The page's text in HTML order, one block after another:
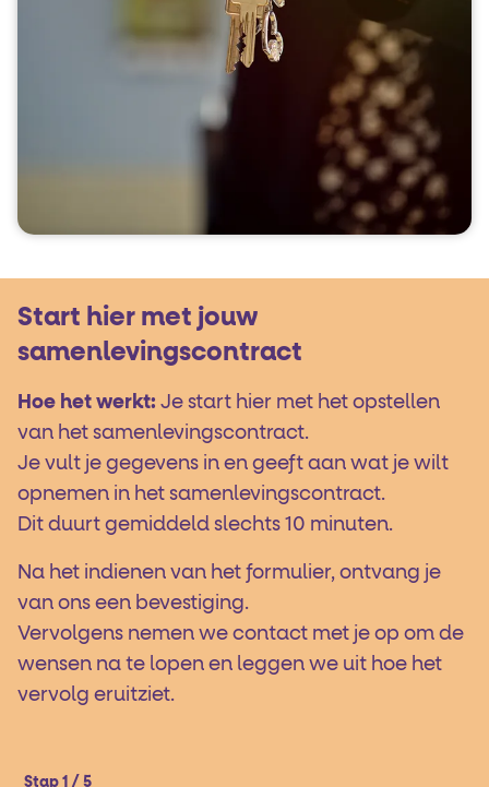
Start hier met jouw
samenlevingscontract
Hoe het werkt: Je start hier met het opstellen
van het samenlevingscontract.
Je vult je gegevens in en geeft aan wat je wilt
opnemen in het samenlevingscontract.
Dit duurt gemiddeld slechts 10 minuten.
Na het indienen van het formulier, ontvang je
van ons een bevestiging.
Vervolgens nemen we contact met je op om de
wensen na te lopen en leggen we uit hoe het
vervolg eruitziet.
Stap 1 / 5